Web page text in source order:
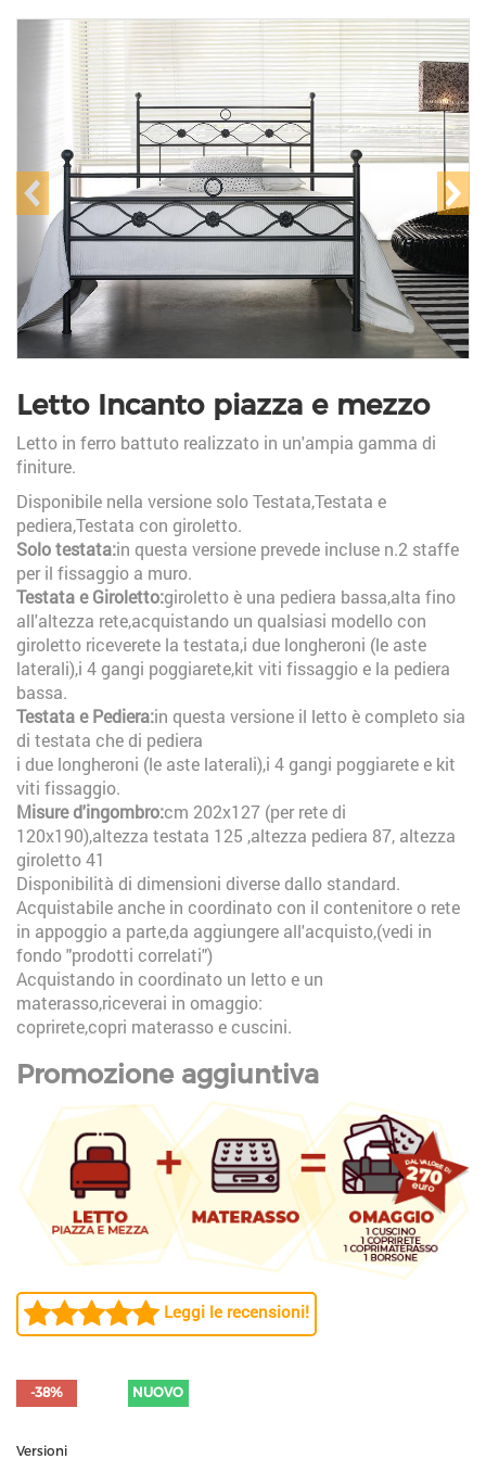
prev
Letto Incanto piazza e mezzo
Letto in ferro battuto realizzato in un'ampia gamma di
finiture.
Disponibile nella versione solo Testata,Testata e
pediera,Testata con giroletto.
Solo testata:in questa versione prevede incluse n.2 staffe
per il fissaggio a muro.
Testata e Giroletto:giroletto è una pediera bassa,alta fino
all'altezza rete,acquistando un qualsiasi modello con
giroletto riceverete la testata,i due longheroni (le aste
laterali),i 4 gangi poggiarete,kit viti fissaggio e la pediera
bassa.
Testata e Pediera:in questa versione il letto è completo sia
di testata che di pediera
i due longheroni (le aste laterali),i 4 gangi poggiarete e kit
viti fissaggio.
Misure d'ingombro:cm 202x127 (per rete di
120x190),altezza testata 125 ,altezza pediera 87, altezza
giroletto 41
Disponibilità di dimensioni diverse dallo standard.
Acquistabile anche in coordinato con il contenitore o rete
in appoggio a parte,da aggiungere all'acquisto,(vedi in
fondo "prodotti correlati")
Acquistando in coordinato un letto e un
materasso,riceverai in omaggio:
coprirete,copri materasso e cuscini.
Promozione aggiuntiva
Leggi le recensioni!
-38% NUOVO
Versioni